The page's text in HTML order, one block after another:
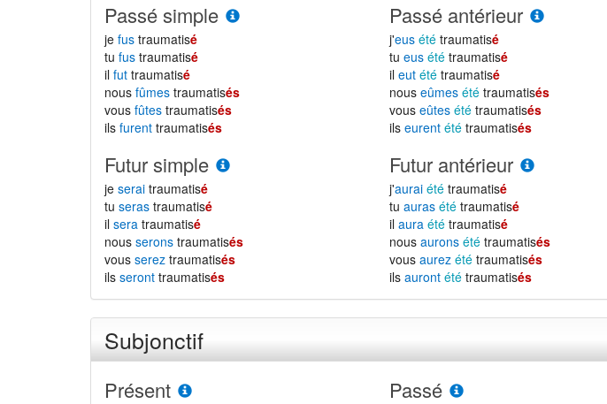
Passé simple
je fus traumatisé
tu fus traumatisé
il fut traumatisé
nous fûmes traumatisés
vous fûtes traumatisés
ils furent traumatisés
Passé antérieur
j'eus été traumatisé
tueus été traumatisé
ileut été traumatisé
nouseûmes été traumatisés
vouseûtes été traumatisés
ilseurent été traumatisés
Futur simple
je serai traumatisé
tu seras traumatisé
il sera traumatisé
nous serons traumatisés
vous serez traumatisés
ils seront traumatisés
Futur antérieur
j'aurai été traumatisé
tuauras été traumatisé
ilaura été traumatisé
nousaurons été traumatisés
vousaurez été traumatisés
ilsauront été traumatisés
Subjonctif
Présent Passé